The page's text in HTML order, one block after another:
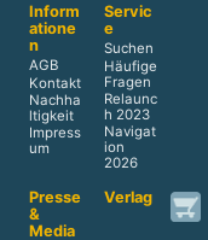
Inform
atione
n
AGB
Kontakt
Nachha
ltigkeit
Impress
um
Servic
e
Suchen
Häufige
Fragen
Relaunc
h 2023
Navigat
ion
2026
Presse
&
Media
Verlag